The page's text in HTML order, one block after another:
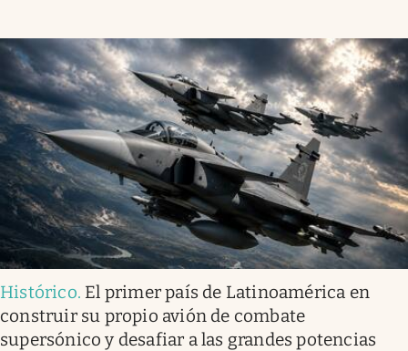
Histórico. El primer país de Latinoamérica en
construir su propio avión de combate
supersónico y desafiar a las grandes potencias